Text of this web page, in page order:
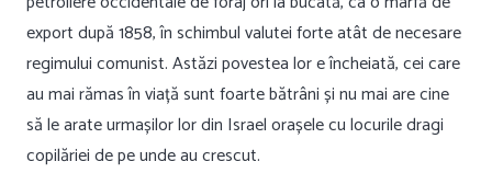
export după 1858, în schimbul valutei forte atât de necesare
regimului comunist. Astăzi povestea lor e încheiată, cei care
au mai rămas în viață sunt foarte bătrâni și nu mai are cine
să le arate urmașilor lor din Israel orașele cu locurile dragi
copilăriei de pe unde au crescut.